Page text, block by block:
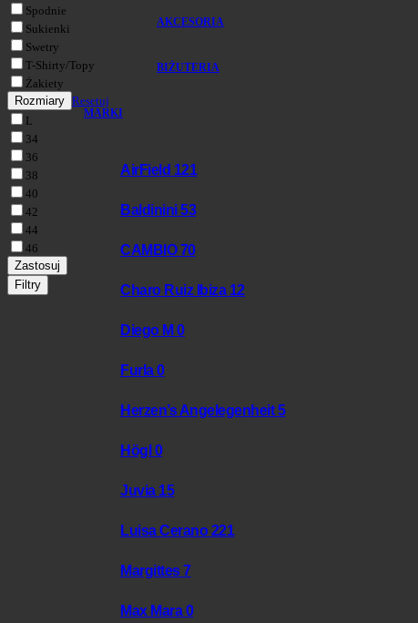
AKCESORIA
BIŻUTERIA
MARKI
AirField 121
Baldinini53
CAMBIO70
Charo Ruiz Ibiza 12
Diego M0
Furla0
Herzen’s Angelegenheit5
Högl 0
Juvia 15
Luisa Cerano221
Margittes7
Max Mara0
Spodnie
Sukienki
Swetry
T-Shirty/Topy
Żakiety
Rozmiary Resetuj
L
34
36
38
40
42
44
46
Zastosuj
Filtry